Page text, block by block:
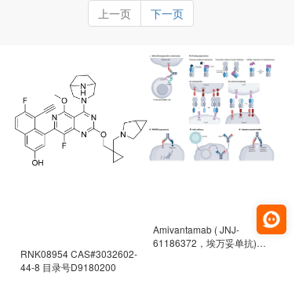
针。
上一页 下一页
RNK08954 CAS#3032602-
44-8 目录号D9180200
Amivantamab ( JNJ-
61186372，埃万妥单抗)